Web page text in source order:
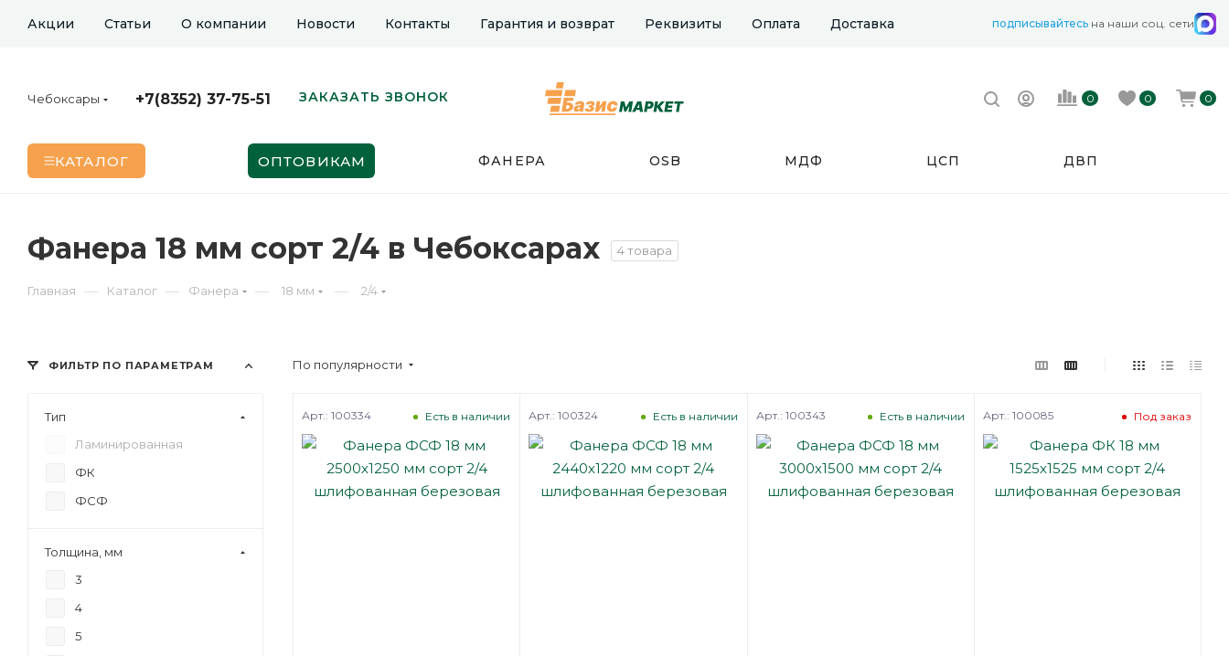
Акции Статьи О компании Новости Контакты Гарантия и возврат Реквизиты Оплата Доставка подписывайтесь на наши соц. сети
Чебоксары +7(8352) 37-75-51 ЗАКАЗАТЬ ЗВОНОК 0 0 0
КАТАЛОГ ОПТОВИКАМ ФАНЕРА OSB МДФ ЦСП ДВП
Фанера 18 мм сорт 2/4 в Чебоксарах 4 товара
Главная — Каталог — Фанера — 18 мм — 2/4
По популярности
Есть в наличии
Арт.: 100334 Есть в наличии
Арт.: 100324 Есть в наличии
Арт.: 100343 Под заказ
Арт.: 100085
ФИЛЬТР ПО ПАРАМЕТРАМ
Тип
Ламинированная
ФК
ФСФ
Толщина, мм
3
4
5